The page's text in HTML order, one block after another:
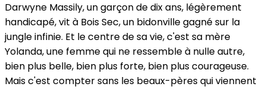
Darwyne Massily, un garçon de dix ans, légèrement
handicapé, vit à Bois Sec, un bidonville gagné sur la
jungle infinie. Et le centre de sa vie, c'est sa mère
Yolanda, une femme qui ne ressemble à nulle autre,
bien plus belle, bien plus forte, bien plus courageuse.
Mais c'est compter sans les beaux-pères qui viennent